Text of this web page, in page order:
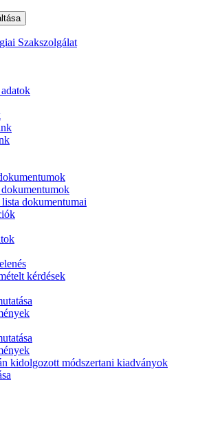
dokumentumai
kérdések
kidolgozott módszertani kiadványok